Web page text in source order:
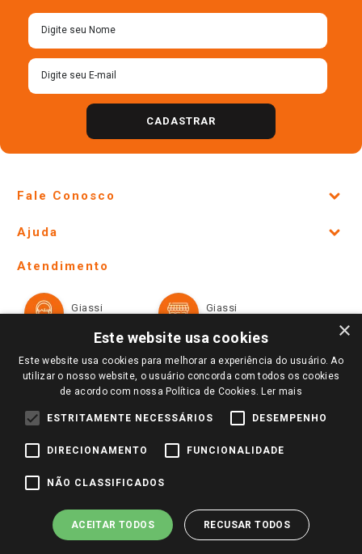
CADASTRAR
Fale Conosco
Lojas Físicas e Horários
Ofertas
Televendas
Notícias
Perguntas frequentes
Identidade Visual
Ajuda
Formas de Pagamento
Trocas e Devoluções
Atendimento
Giassi
Giassi
Redes Sociais
Pagamento e Segurança
×
Este website usa cookies
Este website usa cookies para melhorar a experiência do usuário. Ao
utilizar o nosso website, o usuário concorda com todos os cookies
de acordo com nossa Política de Cookies. Ler mais
ESTRITAMENTE NECESSÁRIOS DESEMPENHO
DIRECIONAMENTO FUNCIONALIDADE
NÃO CLASSIFICADOS
ACEITAR TODOS RECUSAR TODOS